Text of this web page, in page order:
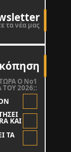
τα νέα μας
ΤΩΡΑ Ο Νο1
2026;:
KAI
ΤΑ